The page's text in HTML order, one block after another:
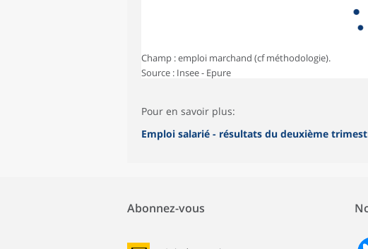
Champ : emploi marchand (cf méthodologie).
Source : Insee - Epure
Pour en savoir plus:
Emploi salarié - résultats du deuxième
Abonnez-vous